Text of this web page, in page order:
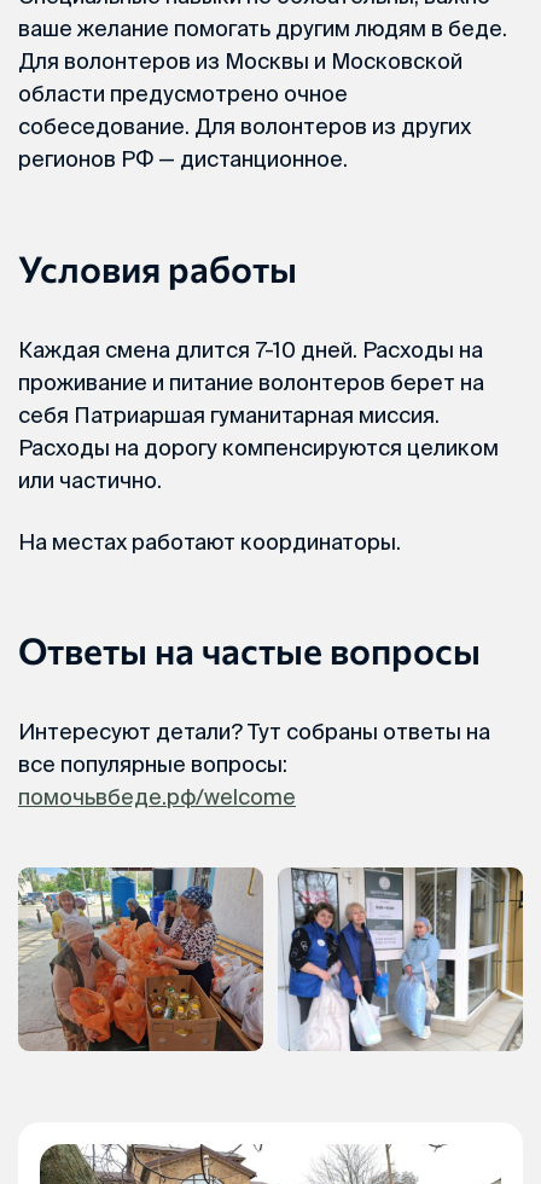
ваше желание помогать другим людям в беде.
Для волонтеров из Москвы и Московской
области предусмотрено очное
собеседование. Для волонтеров из других
регионов РФ — дистанционное.
Условия работы
Каждая смена длится 7-10 дней. Расходы на
проживание и питание волонтеров берет на
себя Патриаршая гуманитарная миссия.
Расходы на дорогу компенсируются целиком
или частично.
На местах работают координаторы.
Ответы на частые вопросы
Интересуют детали? Тут собраны ответы на
все популярные вопросы:
помочьвбеде.рф/welcome